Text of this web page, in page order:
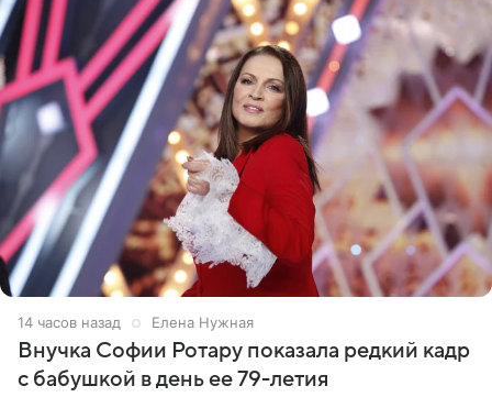
14 часов назад Елена Нужная
Внучка Софии Ротару показала редкий кадр
с бабушкой в день ее 79-летия